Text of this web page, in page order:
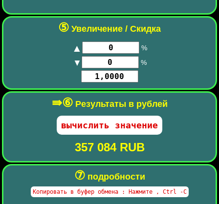
⑤ Увеличение / Скидка
▲ %
▼ %
⇛⑥Результаты в рублей
357 084 RUB
⑦подробности